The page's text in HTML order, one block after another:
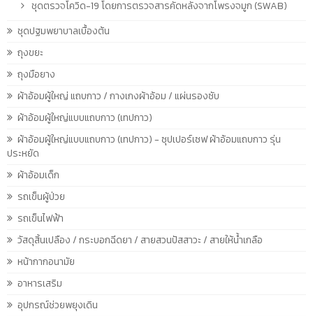
ชุดตรวจโควิด-19 โดยการตรวจสารคัดหลังจากโพรงจมูก (SWAB)
ชุดปฐมพยาบาลเบื้องต้น
ถุงขยะ
ถุงมือยาง
ผ้าอ้อมผู้ใหญ่ แถบกาว / กางเกงผ้าอ้อม / แผ่นรองซับ
ผ้าอ้อมผู้ใหญ่แบบแถบกาว (เทปกาว)
ผ้าอ้อมผู้ใหญ่แบบแถบกาว (เทปกาว) - ซุปเปอร์เซฟ ผ้าอ้อมแถบกาว รุ่น
ประหยัด
ผ้าอ้อมเด็ก
รถเข็นผู้ป่วย
รถเข็นไฟฟ้า
วัสดุสิ้นเปลือง / กระบอกฉีดยา / สายสวนปัสสาวะ / สายให้น้ำเกลือ
หน้ากากอนามัย
อาหารเสริม
อุปกรณ์ช่วยพยุงเดิน